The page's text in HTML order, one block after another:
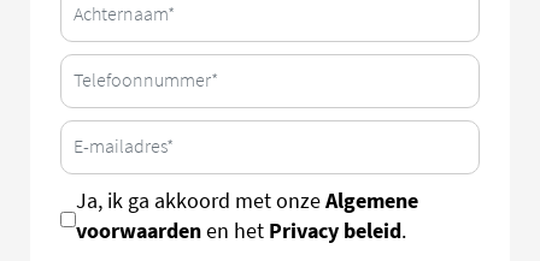
Ja, ik ga akkoord met onzeAlgemene
voorwaardenen het Privacy beleid.